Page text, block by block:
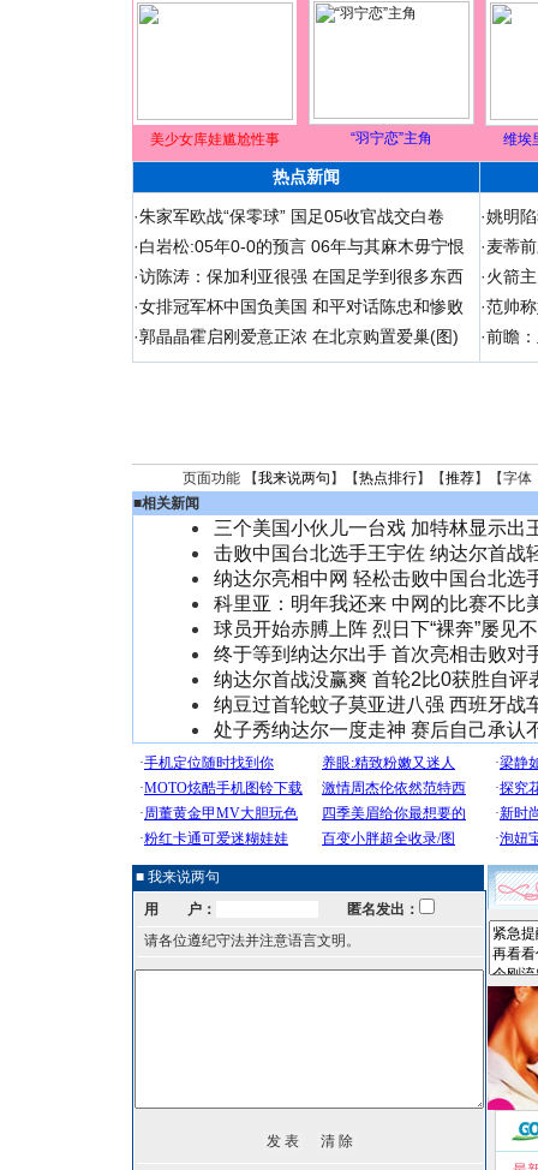
美少女库娃尴尬性事 “羽宁恋”主角 维埃
热点新闻
·朱家军欧战“保零球” 国足05收官战交白卷
·白岩松:05年0-0的预言 06年与其麻木毋宁恨
·访陈涛：保加利亚很强 在国足学到很多东西
·女排冠军杯中国负美国 和平对话陈忠和惨败
·郭晶晶霍启刚爱意正浓 在北京购置爱巢(图)
·姚明
·麦蒂
·火箭
·范帅
·前瞻
页面功能 【我来说两句 】【热点排行】【推荐】【字体
■相关新闻
三个美国小伙儿一台戏 加特林显示出
击败中国台北选手王宇佐 纳达尔首战
纳达尔亮相中网 轻松击败中国台北选
科里亚：明年我还来 中网的比赛不比
球员开始赤膊上阵 烈日下“裸奔”屡见
终于等到纳达尔出手 首次亮相击败对
纳达尔首战没赢爽 首轮2比0获胜自评
纳豆过首轮蚊子莫亚进八强 西班牙战
处子秀纳达尔一度走神 赛后自己承认
■ 我来说两句
用 户：
匿名发出：
请各位遵纪守法并注意语言文明。